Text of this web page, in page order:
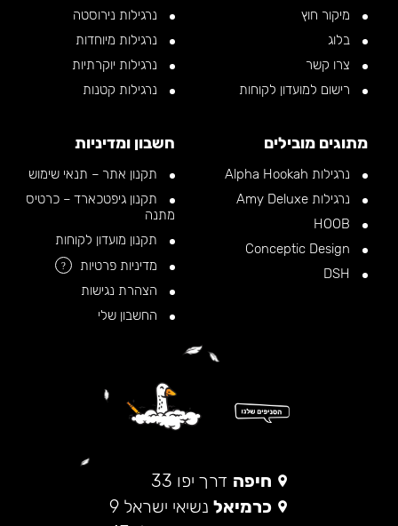
מיקור חוץ
בלוג
צרו קשר
רישום למועדון לקוחות
נרגילות נירוסטה
נרגילות מיוחדות
נרגילות יוקרתיות
נרגילות קטנות
מתוגים מובילים
נרגילות Alpha Hookah
נרגילות Amy Deluxe
חשבון ומדיניות
תקנון אתר – תנאי שימוש
תקנון גיפטכארד – כרטיס
מתנה
תקנון מועדון לקוחות
מדיניות פרטיות
?
הצהרת נגישות
החשבון שלי
חיפה דרך יפו 33
כרמיאל נשיאי ישראל 9